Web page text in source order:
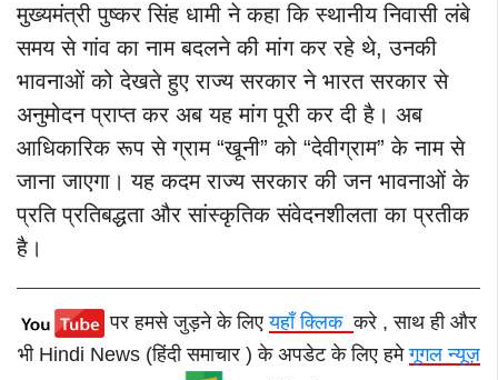
मुख्यमंत्री पुष्कर सिंह धामी ने कहा कि स्थानीय निवासी लंबे
समय से गांव का नाम बदलने की मांग कर रहे थे, उनकी
भावनाओं को देखते हुए राज्य सरकार ने भारत सरकार से
अनुमोदन प्राप्त कर अब यह मांग पूरी कर दी है। अब
आधिकारिक रूप से ग्राम “खूनी” को “देवीग्राम” के नाम से
जाना जाएगा। यह कदम राज्य सरकार की जन भावनाओं के
प्रति प्रतिबद्धता और सांस्कृतिक संवेदनशीलता का प्रतीक
है।
पर हमसे जुड़ने के लिएयहाँ क्लिककरे , साथ ही और
भी Hindi News (हिंदी समाचार ) के अपडेट के लिए हमेगूगल न्यूज़